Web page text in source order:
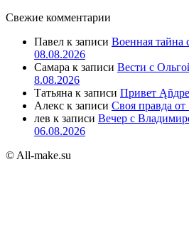
Свежие комментарии
Павел к записи Военная тайна
08.08.2026
Самара к записи Вести с
8.08.2026
Татьяна к записи Привет
Алекс к записи Своя правда от
лев к записи Вечер с
06.08.2026
© All-make.su